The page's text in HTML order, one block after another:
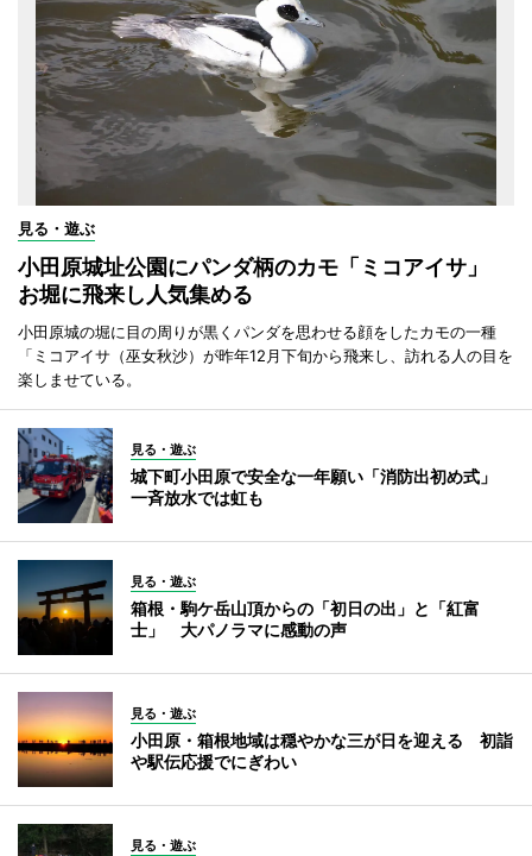
見る・遊ぶ
小田原城址公園にパンダ柄のカモ「ミコアイサ」
お堀に飛来し人気集める
小田原城の堀に目の周りが黒くパンダを思わせる顔をしたカモの一種
「ミコアイサ（巫女秋沙）が昨年12月下旬から飛来し、訪れる人の目を
楽しませている。
見る・遊ぶ
城下町小田原で安全な一年願い「消防出初め式」
一斉放水では虹も
見る・遊ぶ
箱根・駒ケ岳山頂からの「初日の出」と「紅富
士」 大パノラマに感動の声
見る・遊ぶ
小田原・箱根地域は穏やかな三が日を迎える 初詣
や駅伝応援でにぎわい
見る・遊ぶ